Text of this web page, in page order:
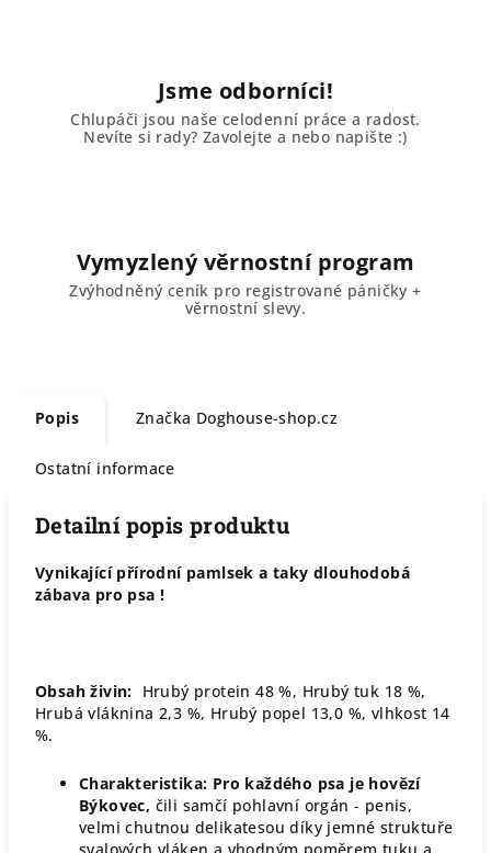
Jsme odborníci!
Chlupáči jsou naše celodenní práce a radost.
Nevíte si rady? Zavolejte a nebo napište :)
Vymyzlený věrnostní program
Zvýhodněný ceník pro registrované páničky +
věrnostní slevy.
Popis Značka Doghouse-shop.cz
Ostatní informace
Detailní popis produktu
Vynikající přírodní pamlsek a taky dlouhodobá
zábava pro psa !
Obsah živin: Hrubý protein 48 %, Hrubý tuk 18 %,
Hrubá vláknina 2,3 %, Hrubý popel 13,0 %, vlhkost 14
%.
Charakteristika: Pro každého psa je hovězí
Býkovec, čili samčí pohlavní orgán - penis,
velmi chutnou delikatesou díky jemné struktuře